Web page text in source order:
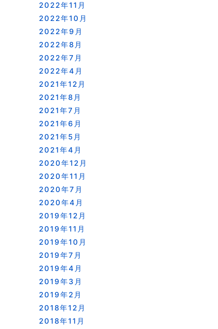
2022年11月
2022年10月
2022年9月
2022年8月
2022年7月
2022年4月
2021年12月
2021年8月
2021年7月
2021年6月
2021年5月
2021年4月
2020年12月
2020年11月
2020年7月
2020年4月
2019年12月
2019年11月
2019年10月
2019年7月
2019年4月
2019年3月
2019年2月
2018年12月
2018年11月